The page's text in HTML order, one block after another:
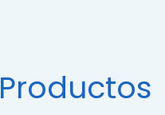
Productos